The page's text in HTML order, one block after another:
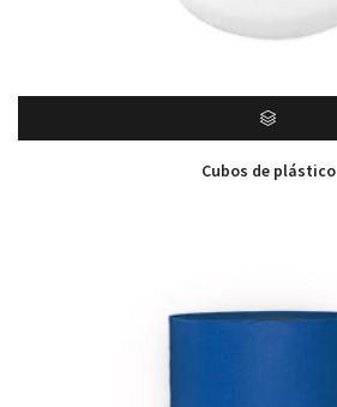
Cubos de plástico